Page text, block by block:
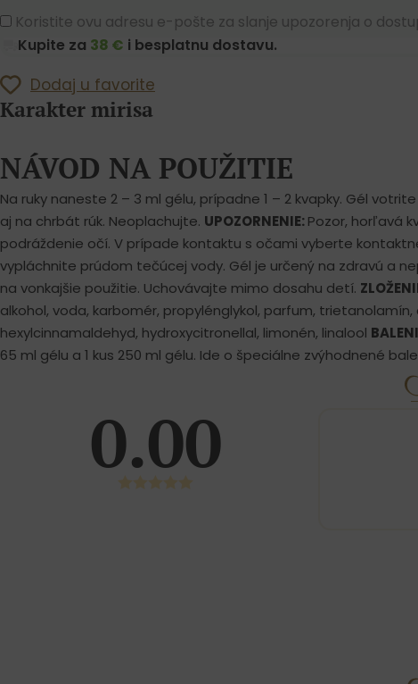
Koristite ovu adresu e-pošte za slanje upozorenja o
Kupite za 38 € i besplatnu dostavu.
Dodaj u favorite
Karakter mirisa
NÁVOD NA POUŽITIE
Na ruky naneste 2 – 3 ml gélu, prípadne 1 – 2 kvapky. Gél
aj na chrbát rúk. Neoplachujte. UPOZORNENIE:Pozor, horľavá
podráždenie očí. V prípade kontaktu s očami vyberte
vypláchnite prúdom tečúcej vody. Gél je určený na zdravú a
na vonkajšie použitie. Uchovávajte mimo dosahu detí.
alkohol, voda, karbomér, propylénglykol, parfum, trietanolamín,
hexylcinnamaldehyd, hydroxycitronellal, limonén, linalool
65 ml gélu a 1 kus 250 ml gélu. Ide o špeciálne zvýhodnené
0.00